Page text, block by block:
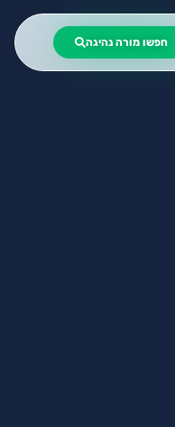
חפשו מורה נהיגה